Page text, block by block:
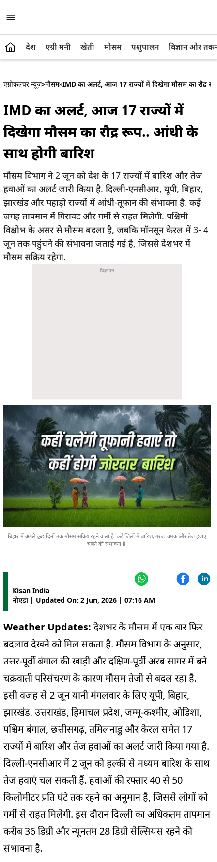
देश एग्री मनी खेती मौसम पशुपालन विज्ञान और
एग्रीकल्चर न्यूज़»मौसम»IMD का अलर्ट, आज 17 राज्यों में दिखेगा मौसम का रौद्र
IMD का अलर्ट, आज 17 राज्यों में
दिखेगा मौसम का रौद्र रूप.. आंधी के
साथ होगी बारिश
मौसम विभाग ने 2 जून को देश के 17 राज्यों में बारिश और तेज
हवाओं का अलर्ट जारी किया है. दिल्ली-एनसीआर, यूपी, बिहार,
झारखंड और पहाड़ी राज्यों में आंधी-तूफान की संभावना है. कई
जगह तापमान में गिरावट और गर्मी से राहत मिलेगी. पश्चिमी
विक्षोभ के असर से मौसम बदला है, जबकि मॉनसून केरल में 3- 4
जून तक पहुंचने की संभावना जताई गई है, जिससे देशभर में
मौसम सक्रिय रहेगा.
बिहार में अगले कुछ दिनों तक मौसम सक्रिय रहने वाला है. कई जिलों में बारिश, गरज-चमक और तेज हवाएं
चलने की संभावना है.
Kisan India
नोएडा | Updated On: 2 Jun, 2026 | 07:16 AM
Weather Updates: देशभर के मौसम में एक बार फिर
बदलाव देखने को मिल सकता है. मौसम विभाग के अनुसार,
उत्तर-पूर्वी बंगाल की खाड़ी और दक्षिण-पूर्वी अरब सागर में बने
चक्रवाती परिसंचरण के कारण मौसम तेजी से बदल रहा है.
इसी वजह से 2 जून यानी मंगलवार के लिए यूपी, बिहार,
झारखंड, उत्तराखंड, हिमाचल प्रदेश, जम्मू-कश्मीर, ओडिशा,
पश्चिम बंगाल, छत्तीसगढ़, तमिलनाडु और केरल समेत 17
राज्यों में बारिश और तेज हवाओं का अलर्ट जारी किया गया है.
दिल्ली-एनसीआर में 2 जून को हल्की से मध्यम बारिश के साथ
तेज हवाएं चल सकती हैं. हवाओं की रफ्तार 40 से 50
किलोमीटर प्रति घंटे तक रहने का अनुमान है, जिससे लोगों को
गर्मी से राहत मिलेगी. इस दौरान दिल्ली का अधिकतम तापमान
करीब 36 डिग्री और न्यूनतम 28 डिग्री सेल्सियस रहने की
संभावना है.